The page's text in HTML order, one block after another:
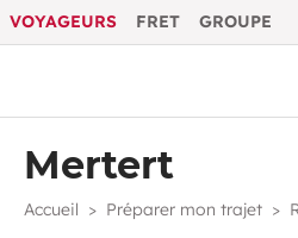
VOYAGEURS FRET GROUPE
Mertert
Accueil Préparer mon trajet